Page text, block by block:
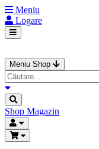
Meniu
Logare
Meniu Shop
Shop Magazin